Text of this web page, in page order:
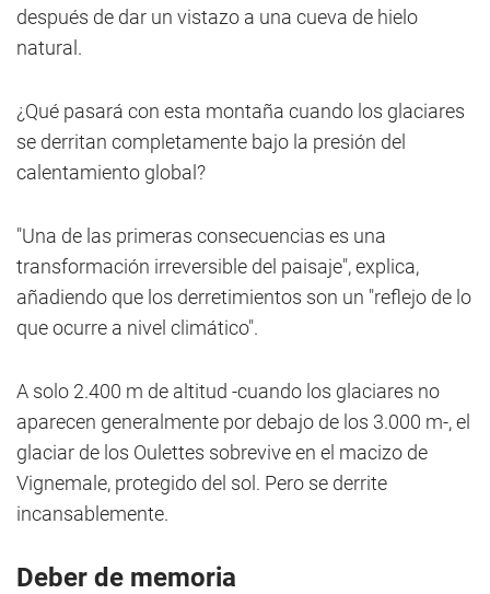
después de dar un vistazo a una cueva de hielo
natural.
¿Qué pasará con esta montaña cuando los glaciares
se derritan completamente bajo la presión del
calentamiento global?
"Una de las primeras consecuencias es una
transformación irreversible del paisaje", explica,
añadiendo que los derretimientos son un "reflejo de lo
que ocurre a nivel climático".
A solo 2.400 m de altitud -cuando los glaciares no
aparecen generalmente por debajo de los 3.000 m-, el
glaciar de los Oulettes sobrevive en el macizo de
Vignemale, protegido del sol. Pero se derrite
incansablemente.
Deber de memoria